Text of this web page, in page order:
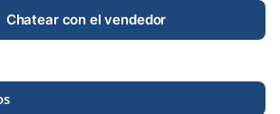
Chatear con el vendedor